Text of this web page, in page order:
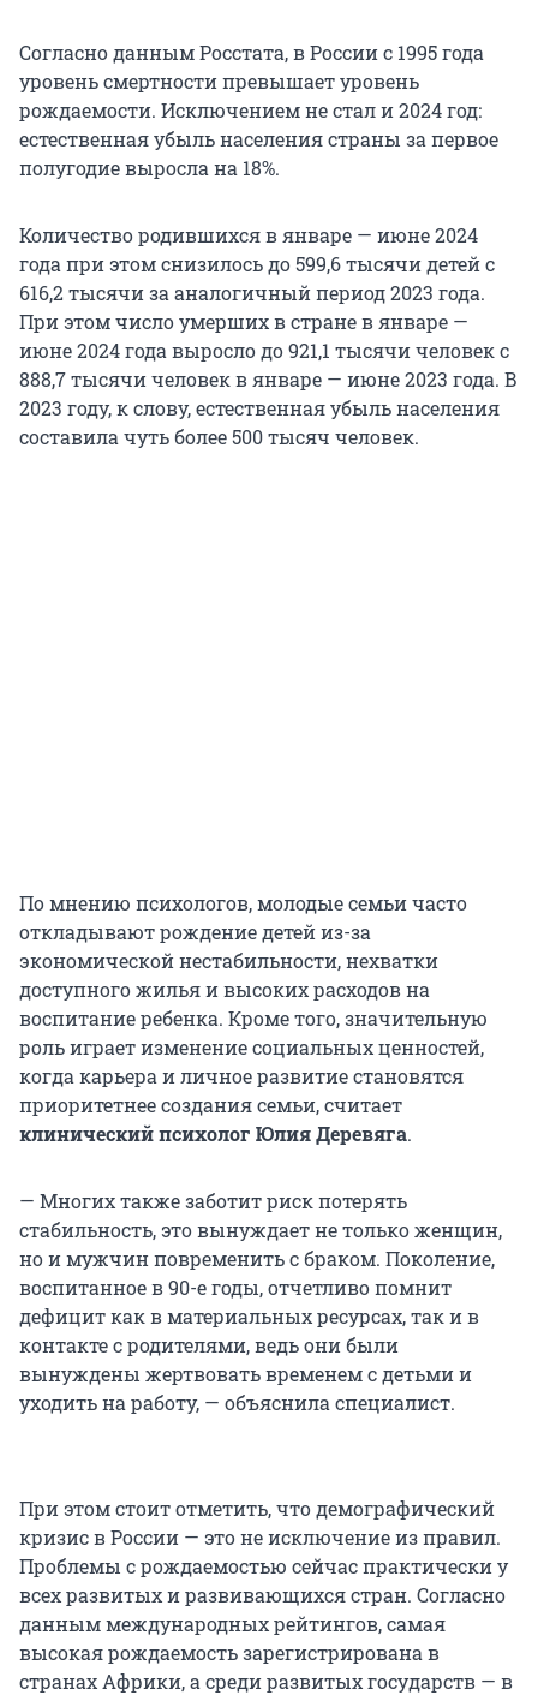
Согласно данным Росстата, в России с 1995 года
уровень смертности превышает уровень
рождаемости. Исключением не стал и 2024 год:
естественная убыль населения страны за первое
полугодие выросла на 18%.
Количество родившихся в январе — июне 2024
года при этом снизилось до 599,6 тысячи детей с
616,2 тысячи за аналогичный период 2023 года.
При этом число умерших в стране в январе —
июне 2024 года выросло до 921,1 тысячи человек с
888,7 тысячи человек в январе — июне 2023 года. В
2023 году, к слову, естественная убыль населения
составила чуть более 500 тысяч человек.
По мнению психологов, молодые семьи часто
откладывают рождение детей из-за
экономической нестабильности, нехватки
доступного жилья и высоких расходов на
воспитание ребенка. Кроме того, значительную
роль играет изменение социальных ценностей,
когда карьера и личное развитие становятся
приоритетнее создания семьи, считает
клинический психолог Юлия Деревяга.
— Многих также заботит риск потерять
стабильность, это вынуждает не только женщин,
но и мужчин повременить с браком. Поколение,
воспитанное в 90-е годы, отчетливо помнит
дефицит как в материальных ресурсах, так и в
контакте с родителями, ведь они были
вынуждены жертвовать временем с детьми и
уходить на работу, — объяснила специалист.
При этом стоит отметить, что демографический
кризис в России — это не исключение из правил.
Проблемы с рождаемостью сейчас практически у
всех развитых и развивающихся стран. Согласно
данным международных рейтингов, самая
высокая рождаемость зарегистрирована в
странах Африки, а среди развитых государств — в